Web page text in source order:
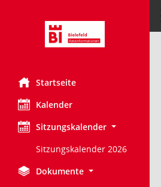
Startseite
Kalender
Sitzungskalender
Sitzungskalender 2026
Dokumente